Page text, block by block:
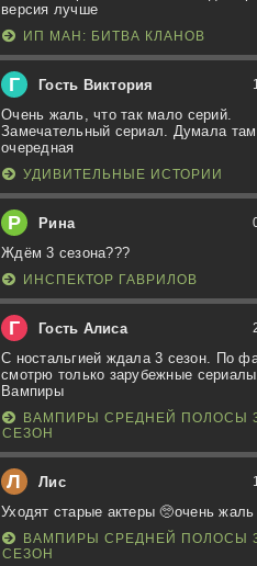
версия лучше
ИП МАН: БИТВА КЛАНОВ
Г Гость Виктория
Очень жаль, что так мало серий.
Замечательный сериал. Думала там
очередная
УДИВИТЕЛЬНЫЕ ИСТОРИИ
Р Рина
Ждём 3 сезона???
ИНСПЕКТОР ГАВРИЛОВ
Г Гость Алиса
С ностальгией ждала 3 сезон. По
смотрю только зарубежные
Вампиры
ВАМПИРЫ СРЕДНЕЙ ПОЛОСЫ
СЕЗОН
Л Лис
Уходят старые актеры 🥺очень жаль
ВАМПИРЫ СРЕДНЕЙ ПОЛОСЫ
СЕЗОН